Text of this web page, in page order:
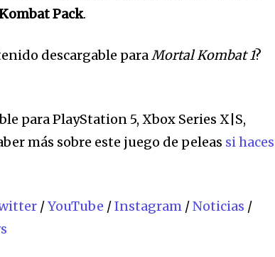
Kombat Pack.
descargable paraMortal Kombat 1?
para PlayStation 5, Xbox Series X|S,
más sobre este juego de peleas si haces
/YouTube /Instagram /Noticias /